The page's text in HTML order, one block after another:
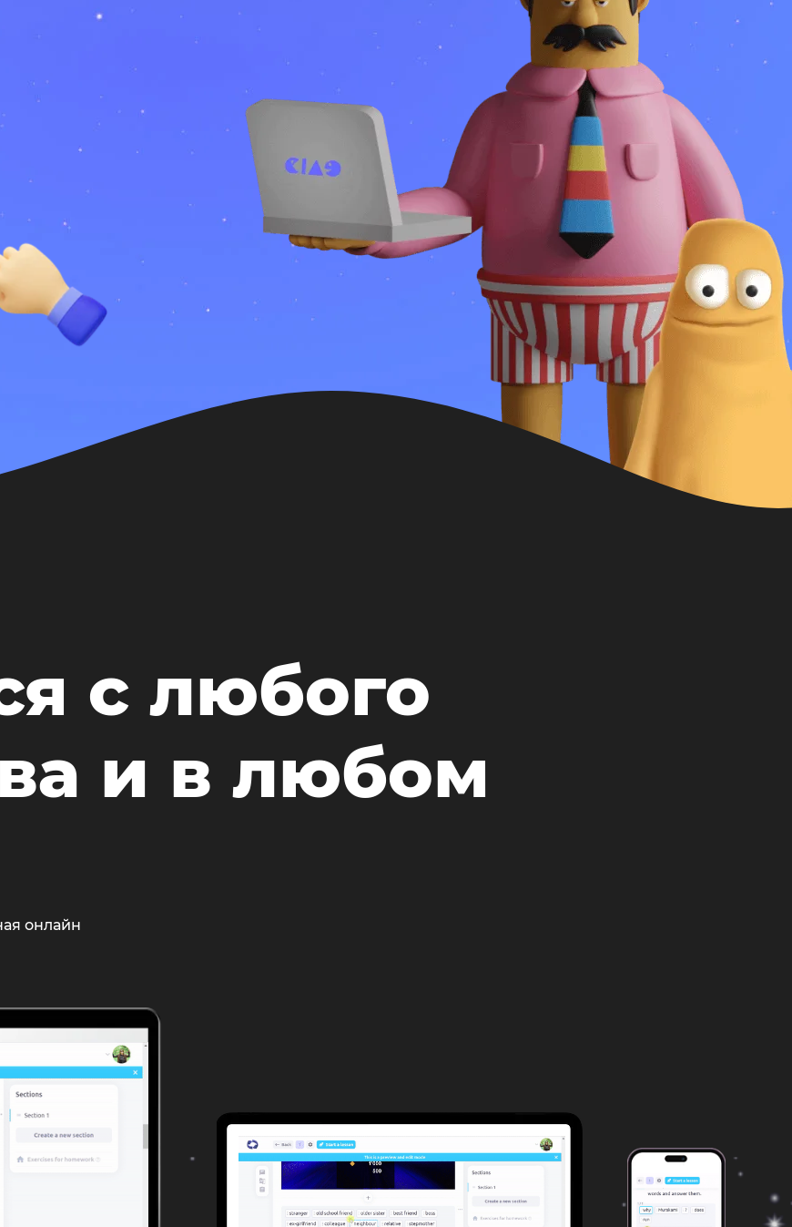
с любого
и в любом
онлайн
Оставить заявку
конфиденциальности Публичной оферты